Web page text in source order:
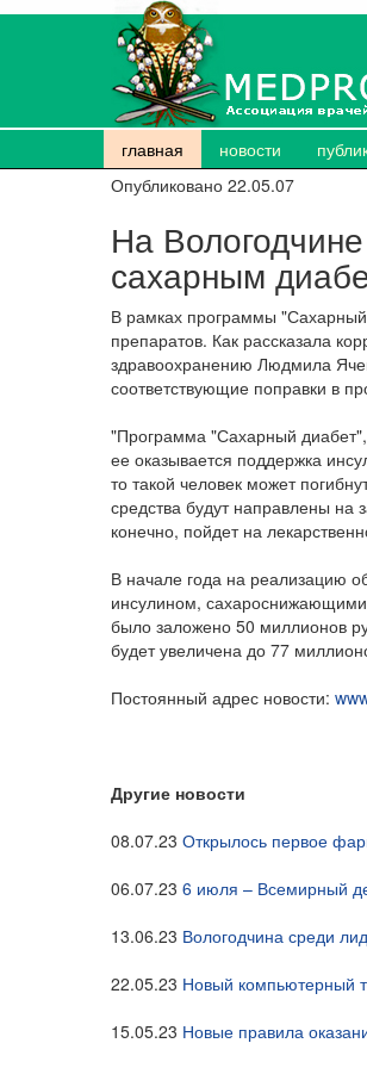
главная новости
Опубликовано 22.05.07
На
сахарным
В рамках программы "Сахарный
препаратов. Как рассказала
здравоохранению Людмила
соответствующие поправки в
"Программа "Сахарный
ее оказывается поддержка
то такой человек может
средства будут направлены на
конечно, пойдет на
В начале года на реализацию
инсулином,
было заложено 50 миллионов
будет увеличена до 77
Постоянный адрес новости:
Другие новости
08.07.23 Открылось первое
06.07.23 6 июля – Всемирный
13.06.23 Вологодчина среди
22.05.23 Новый компьютерный
15.05.23 Новые правила